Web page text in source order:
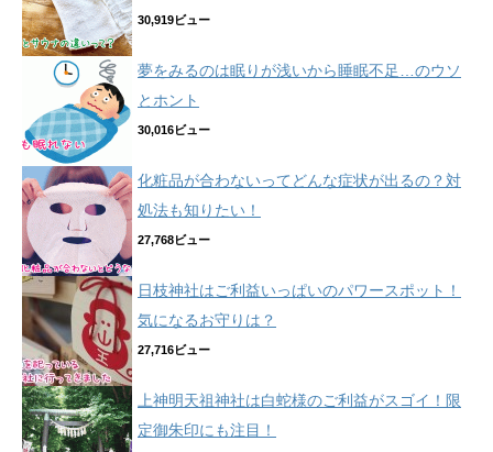
30,919ビュー
夢をみるのは眠りが浅いから睡眠不足…のウソ
とホント
30,016ビュー
化粧品が合わないってどんな症状が出るの？対
処法も知りたい！
27,768ビュー
日枝神社はご利益いっぱいのパワースポット！
気になるお守りは？
27,716ビュー
上神明天祖神社は白蛇様のご利益がスゴイ！限
定御朱印にも注目！